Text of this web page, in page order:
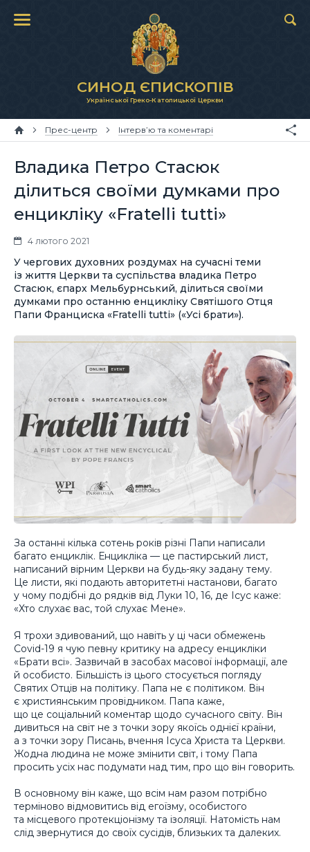
СИНОД ЄПИСКОПІВ
Української Греко-Католицької Церкви
Прес-центр Інтерв’ю та коментарі
Владика Петро Стасюк
ділиться своїми думками про
енцикліку «Fratelli tutti»
4 лютого 2021
У чергових духовних роздумах на сучасні теми
із життя Церкви та суспільства владика Петро
Стасюк, єпарх Мельбурнський, ділиться своїми
думками про останню енцикліку Святішого Отця
Папи Франциска «Fratelli tutti» («Усі брати»).
За останні кілька сотень років різні Папи написали
багато енциклік. Енцикліка — це пастирський лист,
написаний вірним Церкви на будь-яку задану тему.
Це листи, які подають авторитетні настанови, багато
у чому подібні до рядків від Луки 10, 16, де Ісус каже:
«Хто слухає вас, той слухає Мене».
Я трохи здивований, що навіть у ці часи обмежень
Covid-19 я чую певну критику на адресу енцикліки
«Брати всі». Зазвичай в засобах масової інформації, але
й особисто. Більшість із цього стосується погляду
Святих Отців на політику. Папа не є політиком. Він
є християнським провідником. Папа каже,
що це соціальний коментар щодо сучасного світу. Він
дивиться на світ не з точки зору якоїсь однієї країни,
а з точки зору Писань, вчення Ісуса Христа та Церкви.
Жодна людина не може змінити світ, і тому Папа
просить усіх нас подумати над тим, про що він говорить.
В основному він каже, що всім нам разом потрібно
терміново відмовитись від егоїзму, особистого
та місцевого протекціонізму та ізоляції. Натомість нам
слід звернутися до своїх сусідів, близьких та далеких.